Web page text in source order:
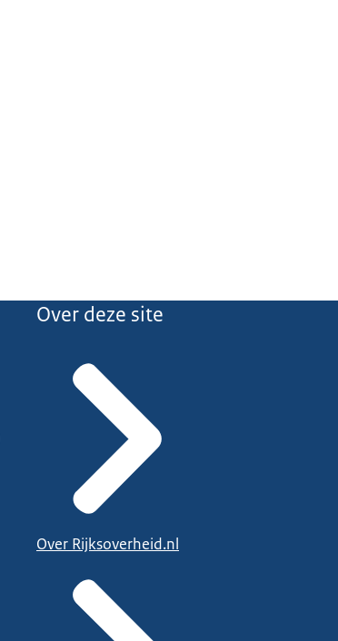
Over deze site
Over Rijksoverheid.nl